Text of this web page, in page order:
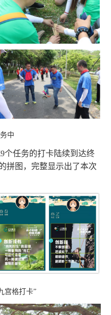
中
任务的打卡陆续到达终
拼图，完整显示出了本次
宫格打卡”